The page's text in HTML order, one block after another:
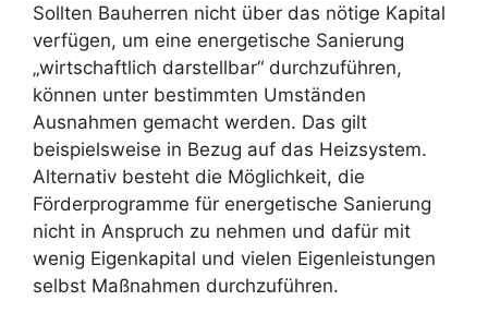
Sollten Bauherren nicht über das nötige Kapital
verfügen, um eine energetische Sanierung
„wirtschaftlich darstellbar“ durchzuführen,
können unter bestimmten Umständen
Ausnahmen gemacht werden. Das gilt
beispielsweise in Bezug auf das Heizsystem.
Alternativ besteht die Möglichkeit, die
Förderprogramme für energetische Sanierung
nicht in Anspruch zu nehmen und dafür mit
wenig Eigenkapital und vielen Eigenleistungen
selbst Maßnahmen durchzuführen.